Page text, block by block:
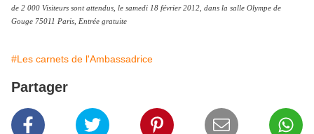
de 2 000 Visiteurs sont attendus, le samedi 18 février 2012, dans la salle Olympe de
Gouge 75011 Paris, Entrée gratuite
#Les carnets de l'Ambassadrice
Partager